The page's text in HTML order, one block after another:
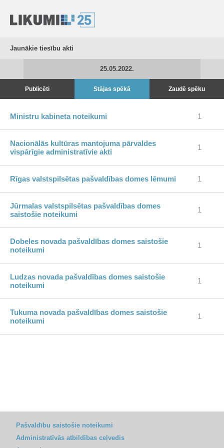
Jaunākie tiesību akti
25.05.2022.
Publicēti Stājas spēkā Zaudē spēku
Ministru kabineta noteikumi 1
Nacionālās kultūras mantojuma pārvaldes
vispārīgie administratīvie akti
1
Rīgas valstspilsētas pašvaldības domes lēmumi 1
Jūrmalas valstspilsētas pašvaldības domes
saistošie noteikumi
1
Dobeles novada pašvaldības domes saistošie
noteikumi
1
Ludzas novada pašvaldības domes saistošie
noteikumi
1
Tukuma novada pašvaldības domes saistošie
noteikumi
1
Pašvaldību saistošie noteikumi
Administratīvās atbildības ceļvedis